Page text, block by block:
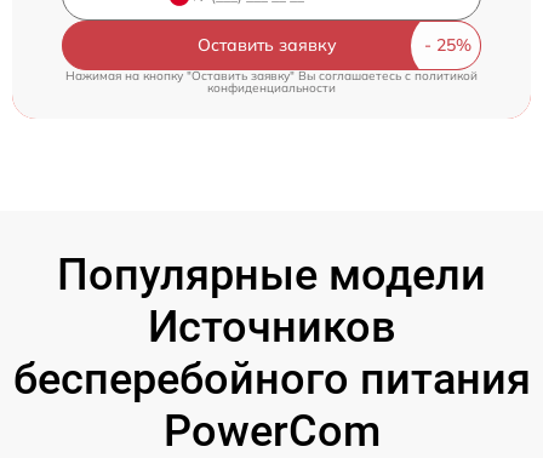
Оставить заявку
Нажимая на кнопку "Оставить заявку" Вы соглашаетесь cполитикой
конфиденциальности
Популярные модели
Источников
бесперебойного питания
PowerCom